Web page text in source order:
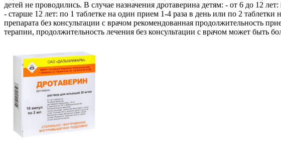
детей не проводились. В случае назначения дротаверина детям: - от 6 до 12
- старше 12 лет: по 1 таблетке на один прием 1-4 раза в день или по 2
препарата без консультации с врачом рекомендованная продолжительность
терапии, продолжительность лечения без консультации с врачом может быть